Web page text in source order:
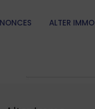
ALTER IMMO